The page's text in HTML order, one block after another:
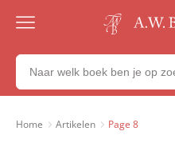
Gratis
23:00
besteld,
werkdag
Zoeken
naar
boeken,
Home Artikelen Page 8